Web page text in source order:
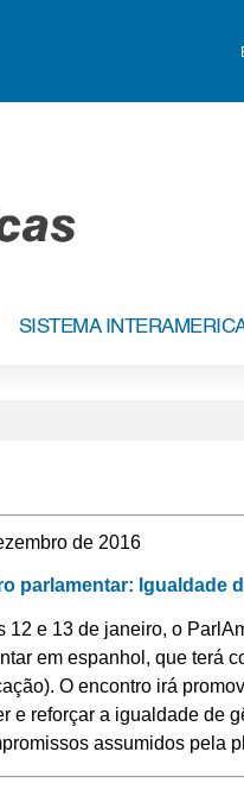
SISTEMA
de 2016
parlamentar: Igualdade
12 e 13 de janeiro, o
em espanhol, que terá
O encontro irá
e reforçar a igualdade de
assumidos pela